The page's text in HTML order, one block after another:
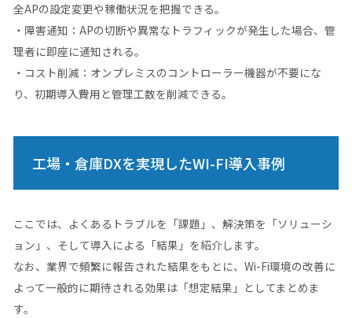
全APの設定変更や稼働状況を把握できる。
・障害通知：APの切断や異常なトラフィックが発生した場合、管
理者に即座に通知される。
・コスト削減：オンプレミスのコントローラー機器が不要にな
り、初期導入費用と管理工数を削減できる。
工場・倉庫DXを実現したWI-FI導入事例
ここでは、よくあるトラブルを「課題」、解決策を「ソリューシ
ョン」、そして導入による「結果」を紹介します。
なお、業界で頻繁に報告された結果をもとに、Wi-Fi環境の改善に
よって一般的に期待される効果は「想定結果」としてまとめま
す。